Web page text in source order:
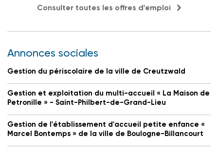
Consulter toutes les offres d'emploi
Annonces sociales
Gestion du périscolaire de la ville de Creutzwald
Gestion et exploitation du multi-accueil « La Maison de
Petronille » - Saint-Philbert-de-Grand-Lieu
Gestion de l'établissement d'accueil petite enfance «
Marcel Bontemps » de la ville de Boulogne-Billancourt